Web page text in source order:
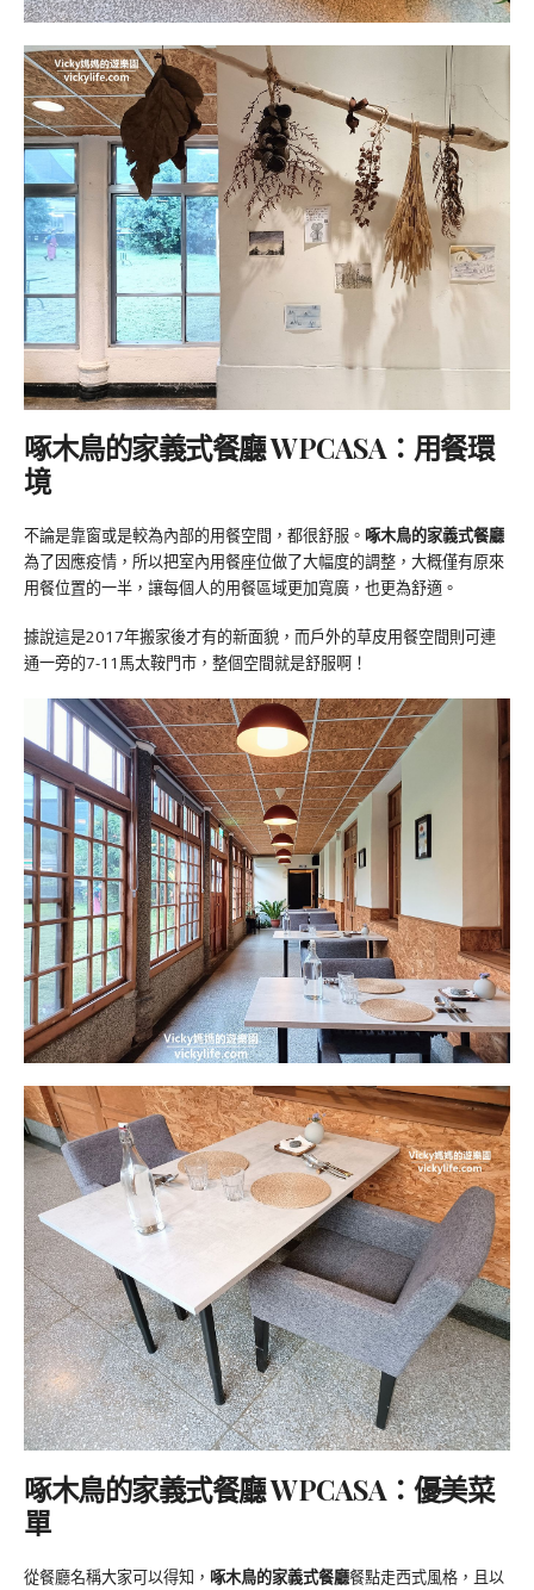
啄木鳥的家義式餐廳 WPCASA：用餐環
境
不論是靠窗或是較為內部的用餐空間，都很舒服。 啄木鳥的家義式餐廳
為了因應疫情，所以把室內用餐座位做了大幅度的調整，大概僅有原來
用餐位置的一半，讓每個人的用餐區域更加寬廣，也更為舒適。
據說這是2017年搬家後才有的新面貌，而戶外的草皮用餐空間則可連
通一旁的7-11馬太鞍門市，整個空間就是舒服啊！
啄木鳥的家義式餐廳 WPCASA：優美菜
單
從餐廳名稱大家可以得知， 啄木鳥的家義式餐廳餐點走西式風格，且以